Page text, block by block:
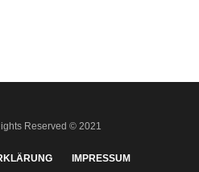
Reserved © 2021
IMPRESSUM